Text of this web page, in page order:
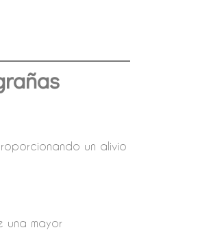
un alivio
una mayor